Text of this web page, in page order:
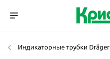
Индикаторные трубки Dräger